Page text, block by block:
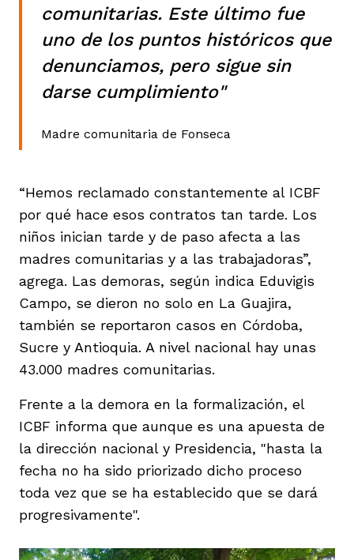
comunitarias. Este último fue
uno de los puntos históricos que
denunciamos, pero sigue sin
darse cumplimiento"
Madre comunitaria de Fonseca
“Hemos reclamado constantemente al ICBF
por qué hace esos contratos tan tarde. Los
niños inician tarde y de paso afecta a las
madres comunitarias y a las trabajadoras”,
agrega. Las demoras, según indica Eduvigis
Campo, se dieron no solo en La Guajira,
también se reportaron casos en Córdoba,
Sucre y Antioquia. A nivel nacional hay unas
43.000 madres comunitarias.
Frente a la demora en la formalización, el
ICBF informa que aunque es una apuesta de
la dirección nacional y Presidencia, "hasta la
fecha no ha sido priorizado dicho proceso
toda vez que se ha establecido que se dará
progresivamente".